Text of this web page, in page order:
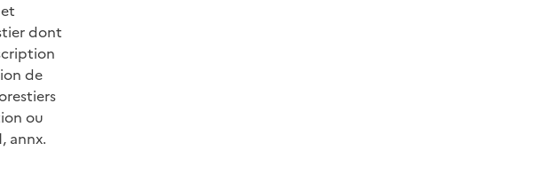
dont
de
ou
annx.